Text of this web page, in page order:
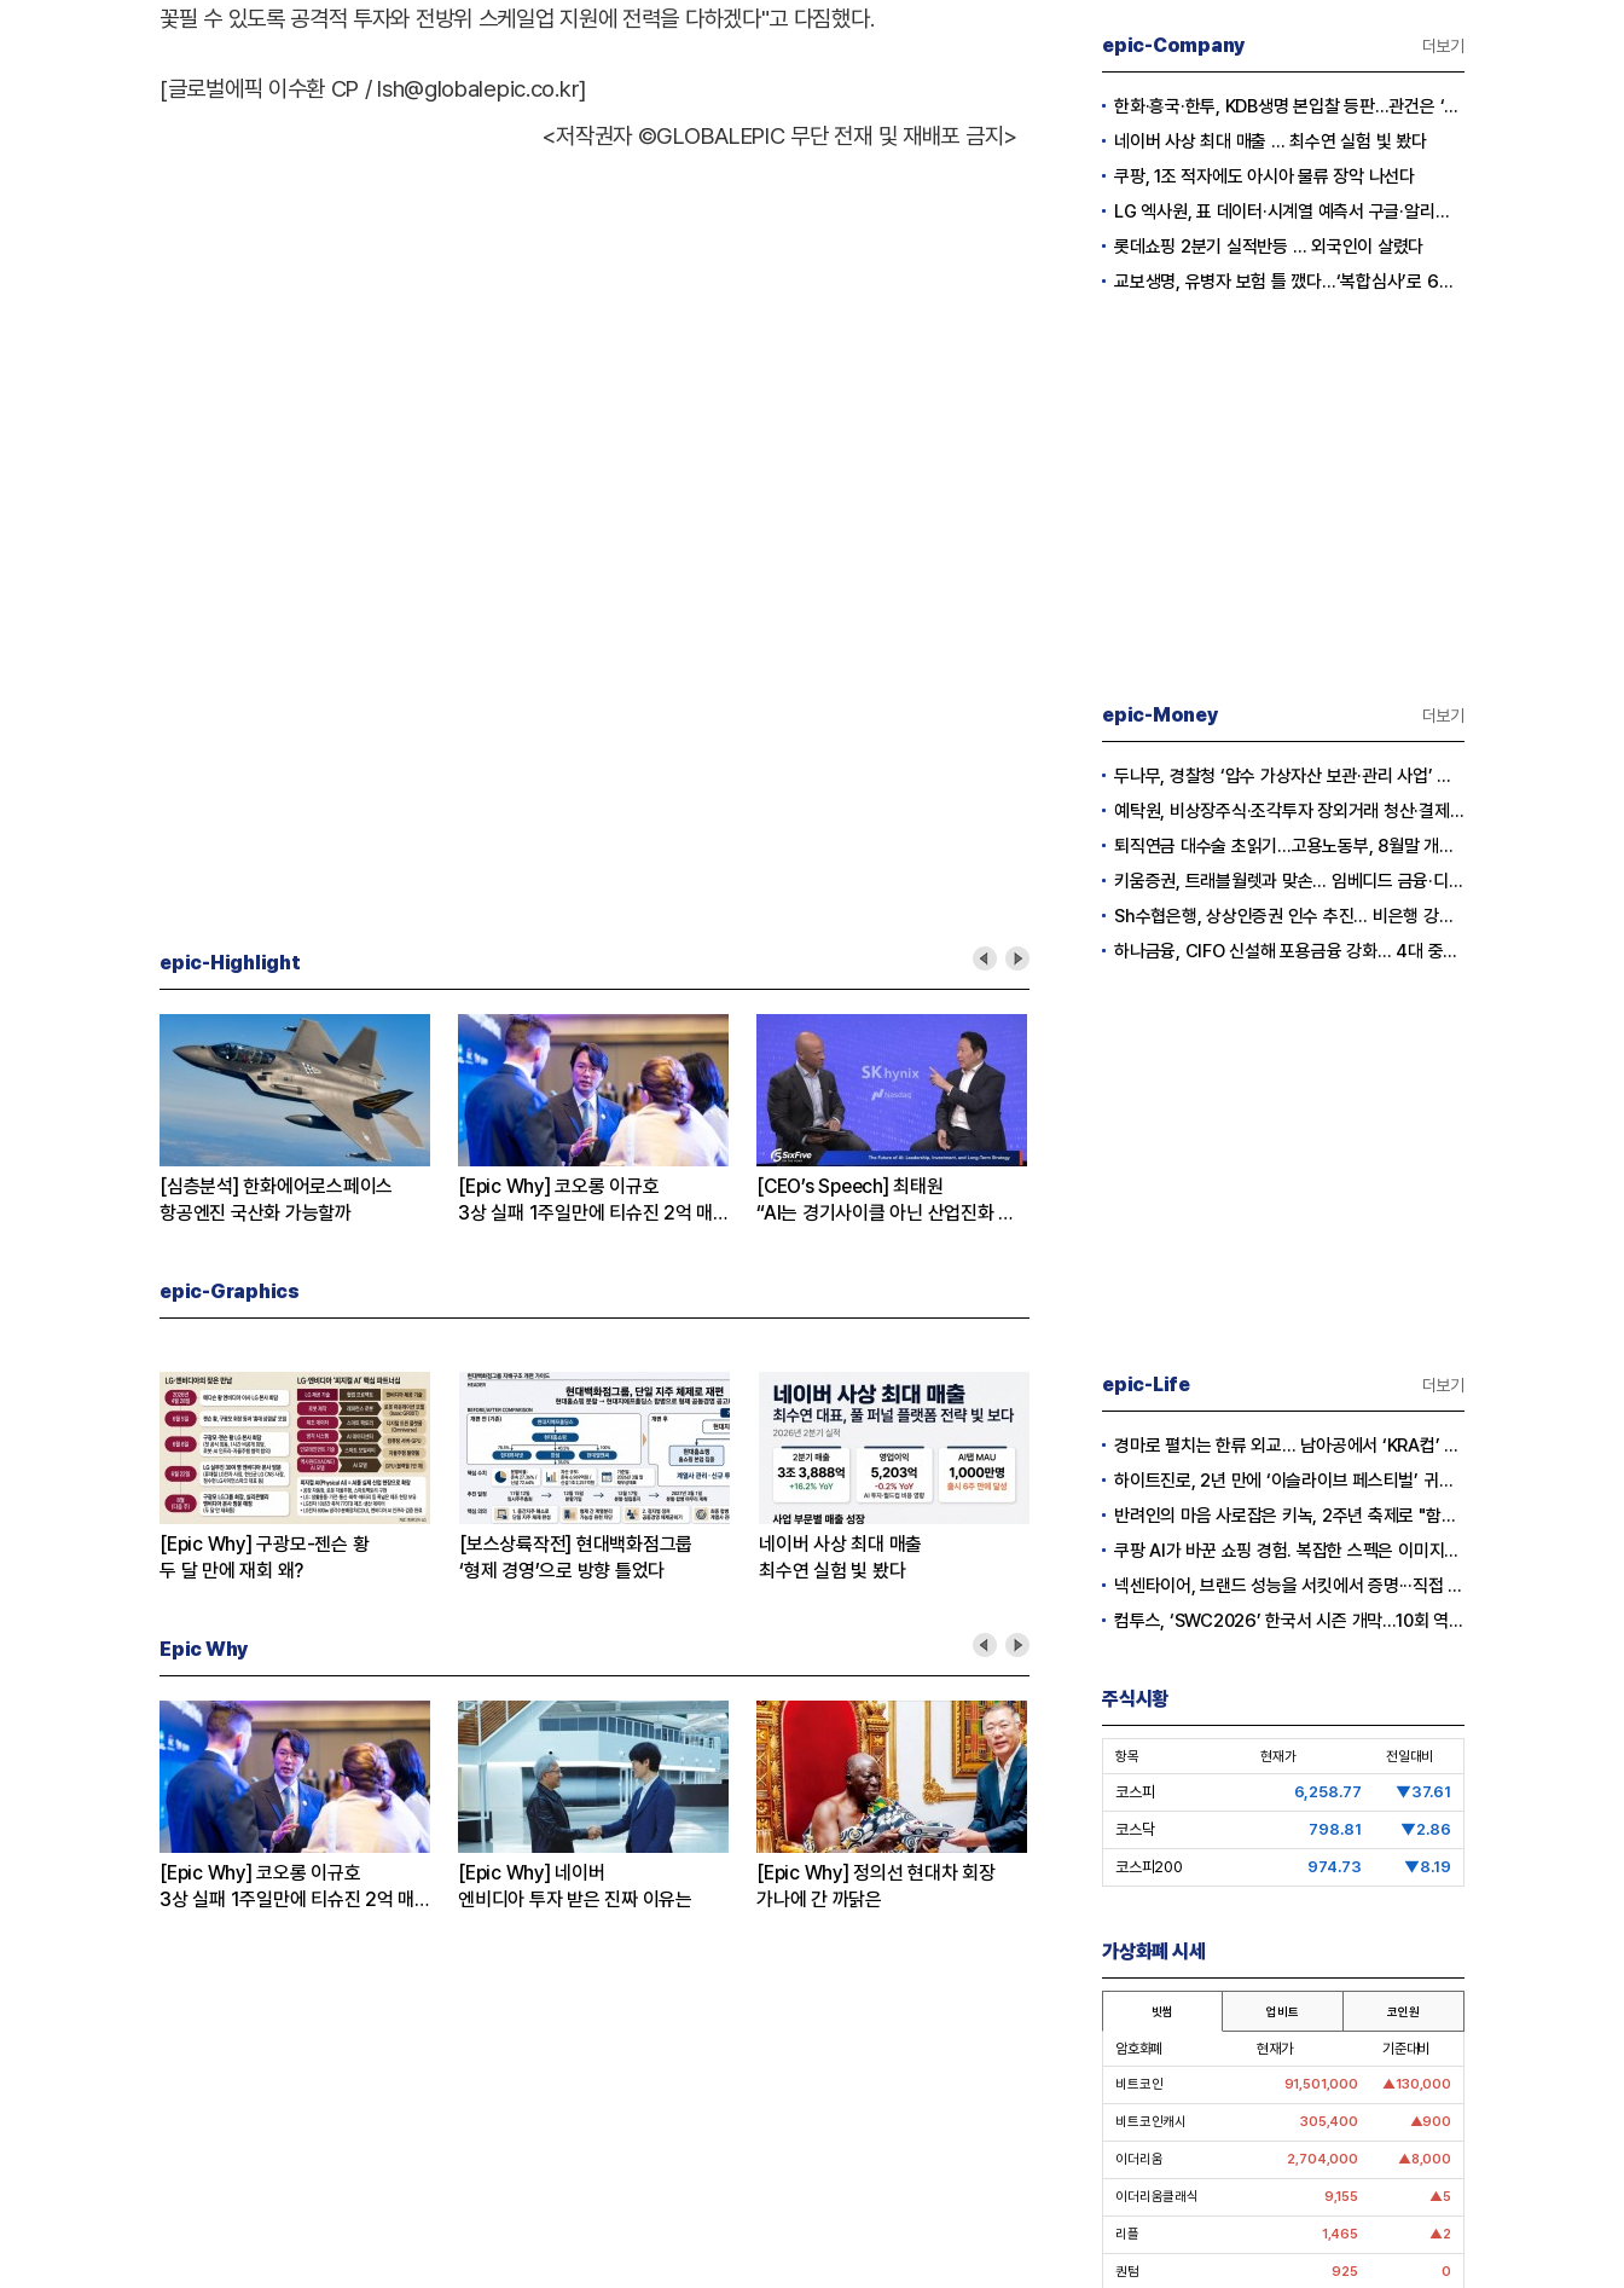
꽃필 수 있도록 공격적 투자와 전방위 스케일업 지원에 전력을 다하겠다"고 다짐했다.
[글로벌에픽 이수환 CP / lsh@globalepic.co.kr]
<저작권자 ©GLOBALEPIC 무단 전재 및 재배포 금지>
epic-Highlight
[심층분석] 한화에어로스페이스
항공엔진 국산화 가능할까
[Epic Why] 코오롱 이규호
3상 실패 1주일만에 티슈진 2억 매
[CEO’s Speech] 최태원
“AI는 경기사이클 아닌 산업진화 그
epic-Graphics
[Epic Why] 구광모-젠슨 황
두 달 만에 재회 왜?
[보스상륙작전] 현대백화점그룹
‘형제 경영’으로 방향 틀었다
네이버 사상 최대 매출
최수연 실험 빛 봤다
Epic Why
[Epic Why] 코오롱 이규호
3상 실패 1주일만에 티슈진 2억 매
[Epic Why] 네이버
엔비디아 투자 받은 진짜 이유는
[Epic Why] 정의선 현대차 회장
가나에 간 까닭은
[Epic Why] 김남구 회장의 ‘보험사
[Epic Why] 러트닉 장관
epic-Company 더보기
한화·흥국·한투, KDB생명 본입찰 등판…관건은 ‘산은 증자 규모’
네이버 사상 최대 매출 … 최수연 실험 빛 봤다
쿠팡, 1조 적자에도 아시아 물류 장악 나선다
LG 엑사원, 표 데이터·시계열 예측서 구글·알리바바 제쳤다
롯데쇼핑 2분기 실적반등 … 외국인이 살렸다
교보생명, 유병자 보험 틀 깼다…‘복합심사’로 6개월 독점권 획득
epic-Money 더보기
두나무, 경찰청 ‘압수 가상자산 보관·관리 사업’ 최종 낙찰
예탁원, 비상장주식·조각투자 장외거래 청산·결제 인프라 구축 착수
퇴직연금 대수술 초읽기…고용노동부, 8월말 개정안 발표
키움증권, 트래블월렛과 맞손… 임베디드 금융·디지털 자산 신사업 추진
Sh수협은행, 상상인증권 인수 추진… 비은행 강화 ‘금융그룹’ 도약 발판
하나금융, CIFO 신설해 포용금융 강화… 4대 중심축 중심 상반기 목표 60% 달성
epic-Life 더보기
경마로 펼치는 한류 외교… 남아공에서 ‘KRA컵’ 개최하는 한국마사회
하이트진로, 2년 만에 ‘이슬라이브 페스티벌’ 귀환…25,000명 규모 대확장
반려인의 마음 사로잡은 키녹, 2주년 축제로 "함께하는 즐거움"을 선물하다
쿠팡 AI가 바꾼 쇼핑 경험. 복잡한 스펙은 이미지로, 수백 개 리뷰는 한눈에…
넥센타이어, 브랜드 성능을 서킷에서 증명···직접 체험하는 고객 참여형 마케팅 확대
컴투스, ‘SWC2026’ 한국서 시즌 개막…10회 역사를 이어갈 챔피언은 누가 될까
주식시황
항목 현재가 전일대비
코스피 6,258.77 ▼37.61
코스닥 798.81 ▼2.86
코스피200 974.73 ▼8.19
가상화폐 시세
빗썸 업비트 코인원
암호화폐 현재가 기준대비
비트코인 91,501,000 ▲130,000
비트코인캐시 305,400 ▲900
이더리움 2,704,000 ▲8,000
이더리움클래식 9,155 ▲5
리플 1,465 ▲2
퀀텀 925 0